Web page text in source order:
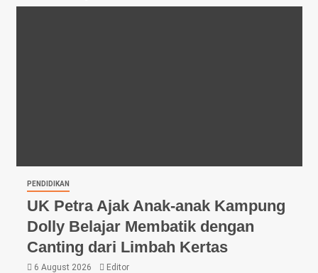
PENDIDIKAN
UK Petra Ajak Anak-anak Kampung
Dolly Belajar Membatik dengan
Canting dari Limbah Kertas
6 August 2026 Editor